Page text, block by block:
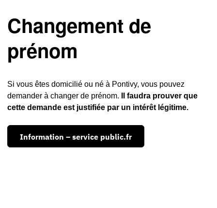
Changement de
prénom
Si vous êtes domicilié ou né à Pontivy, vous pouvez
demander à changer de prénom.
Il faudra prouver que
cette demande est justifiée par un intérêt légitime.
Information – service public.fr